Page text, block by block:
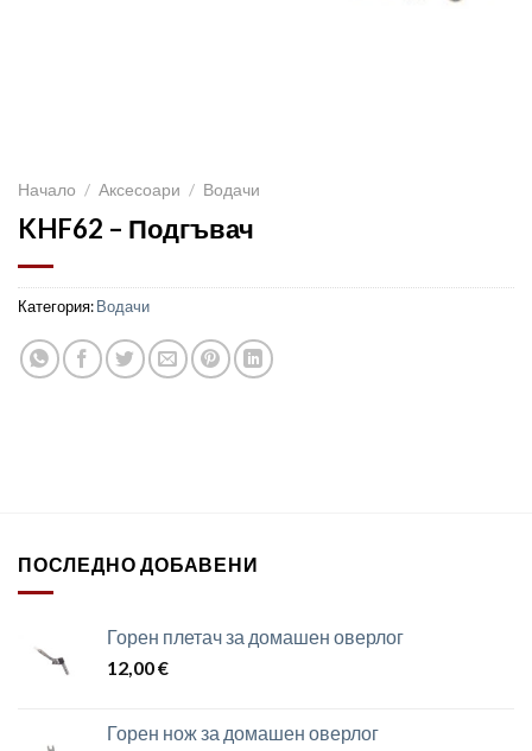
Начало / Аксесоари / Водачи
KHF62 – Подгъвач
Категория:Водачи
ПОСЛЕДНО ДОБАВЕНИ
Горен плетач за домашен оверлог
12,00€
Горен нож за домашен оверлог